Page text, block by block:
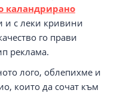
каландрирано
и с леки кривини
го прави
реклама.
лого, облепихме и
които да сочат към